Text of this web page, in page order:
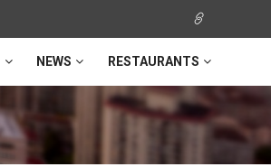
NEWS RESTAURANTS